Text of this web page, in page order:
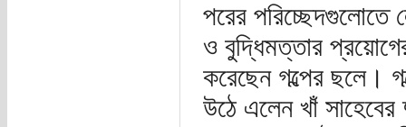
পরের পরিচ্ছেদগুলোতে
ও বুদ্ধিমত্তার
করেছেন গল্পের ছলে।
উঠে এলেন খাঁ